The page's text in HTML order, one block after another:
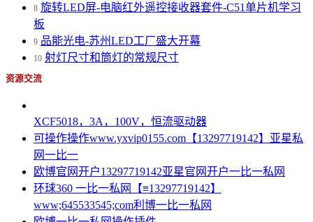
8 旋转LED屏-电脑红外遥控接收器套件-C51单片机学习
板
9 品能光电-苏州LED工厂盛大开幕
10 射灯尺寸和筒灯的常规尺寸
资源交流
XCF5018，3A，100V，恒流驱动器
可操作操作www.yxvip0155.com【13297719142】亚星私
网一比一
欧博官网开户13297719142亚星官网开户一比一私网
环球360 一比一私网【≡13297719142】
www;645533545;com利博一比一私网